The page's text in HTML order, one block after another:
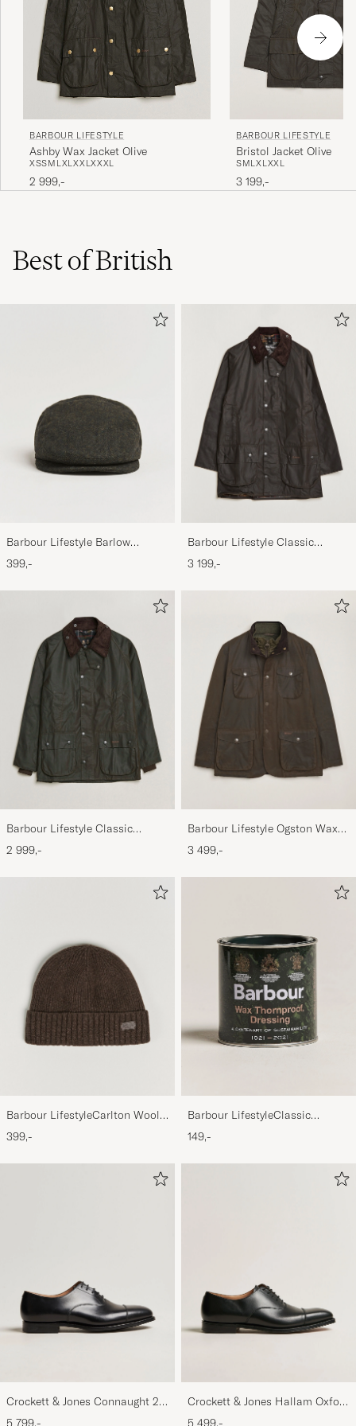
BARBOUR LIFESTYLE
Ashby Wax Jacket Olive
XSSM LXLXXLXXXL
2 999,-
BARBOUR LIFESTYLE
Bristol Jacket Olive
SMLXLXXL
3 199,-
Best of British
Barbour Lifestyle Barlow
Herringbone Cap Olive
399,-
Barbour Lifestyle Classic
Beaufort Jacket Olive
3 199,-
Barbour Lifestyle Classic
Bedale Jacket Olive
2 999,-
Barbour Lifestyle Ogston Waxed
Jacket Olive
3 499,-
Barbour LifestyleCarlton Wool
BeanieMid Brown
399,-
Barbour LifestyleClassic
Thornproof Dressing
149,-
Crockett & Jones Connaught 2
City Sole Black Calf
5 799,-
Crockett & Jones Hallam Oxford
Black Calf
5 499,-